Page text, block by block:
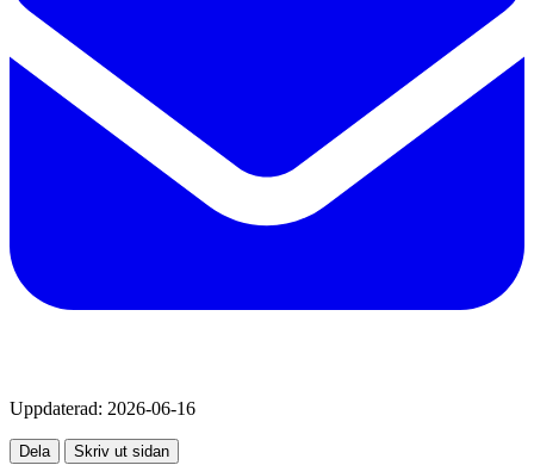
Uppdaterad: 2026-06-16
Dela Skriv ut sidan